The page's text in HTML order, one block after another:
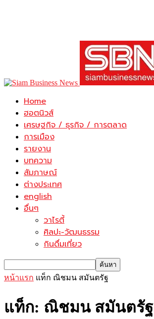
Home
ฮอตนิวส์
เศรษฐกิจ / ธุรกิจ / การตลาด
การเมือง
รายงาน
บทความ
สัมภาษณ์
ต่างประเทศ
english
อื่นๆ
วาไรตี้
ศิลปะ-วัฒนธรรม
กินดื่มเที่ยว
หน้าแรก แท็ก ณิชมน สมันตรัฐ
แท็ก: ณิชมน สมันตรัฐ